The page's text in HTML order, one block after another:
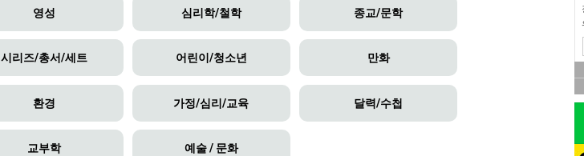
영성 심리학/철학 종교/문학
시리즈/총서/세트 어린이/청소년 만화
환경 가정/심리/교육 달력/수첩
교부학 예술 / 문화